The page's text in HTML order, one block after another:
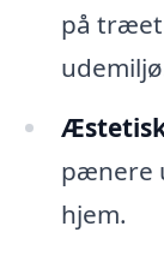
på træet
pænere
hjem.